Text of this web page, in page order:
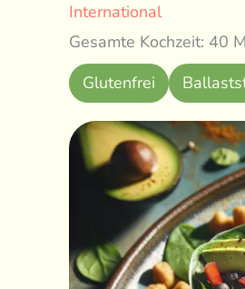
International
Gesamte Kochzeit: 40
Glutenfrei